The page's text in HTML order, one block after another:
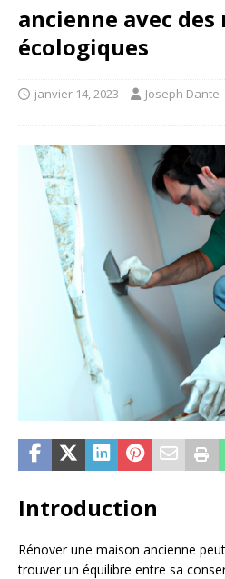
ancienne avec
écologiques
janvier 14, 2023 Joseph Dante
Introduction
Rénover une maison ancienne
trouver un équilibre entre sa